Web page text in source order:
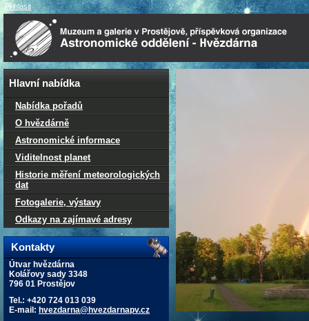
Hlavní nabídka
Nabídka pořadů
O hvězdárně
Astronomické informace
Viditelnost planet
Historie měření meteorologických
dat
Fotogalerie, výstavy
Odkazy na zajímavé adresy
Kontakty
Útvar hvězdárna
Kolářovy sady 3348
796 01 Prostějov
Tel.: +420 724 013 039
E-mail: hvezdarna@hvezdarnapv.cz
Přihlásit